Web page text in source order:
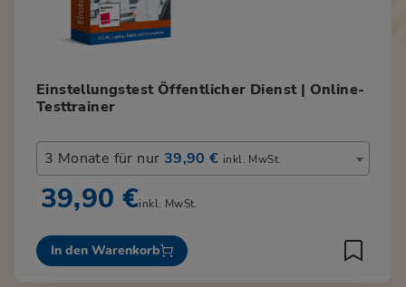
Einstellungstest Öffentlicher Dienst | Online-
Testtrainer
3 Monate für nur 39,90 € inkl. MwSt.
39,90 €inkl. MwSt.
In den Warenkorb